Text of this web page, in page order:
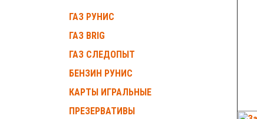
ГАЗ РУНИС
ГАЗ BRIG
ГАЗ СЛЕДОПЫТ
БЕНЗИН РУНИС
КАРТЫ ИГРАЛЬНЫЕ
ПРЕЗЕРВАТИВЫ